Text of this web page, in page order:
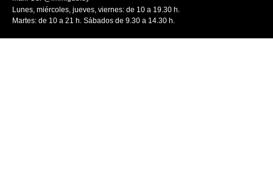
Lunes, miércoles, jueves, viernes: de 10 a 19.30 h.
Martes: de 10 a 21 h. Sábados de 9.30 a 14.30 h.